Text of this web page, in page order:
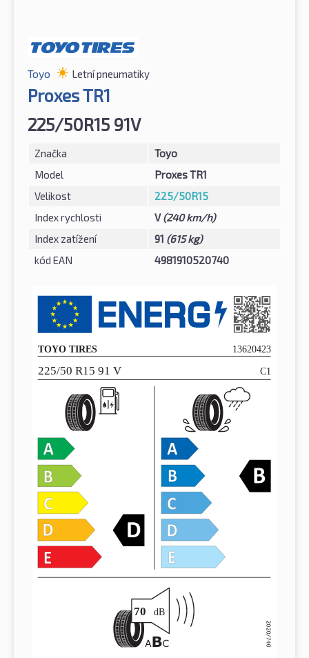
Toyo Letní pneumatiky
Proxes TR1
225/50R15 91V
Značka
Toyo
Model
Proxes TR1
Velikost
225/50R15
Index rychlosti
V(240 km/h)
Index zatížení
91 (615 kg)
kód EAN
4981910520740